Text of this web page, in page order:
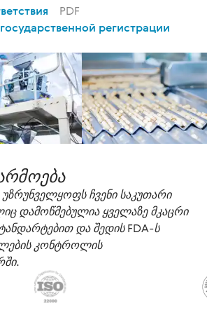
PDF
регистрации
ჩვენი საკუთარი
დამოწმებულია ყველაზე მკაცრი
და შედის FDA-ს
კონტროლის